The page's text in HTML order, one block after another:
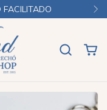
FACILITADO